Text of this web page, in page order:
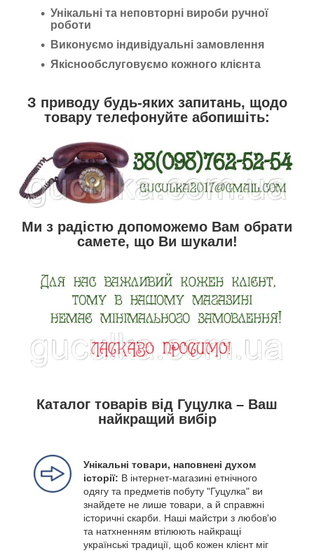
Унікальні та неповторні вироби ручної
роботи
Виконуємо індивідуальні замовлення
Якіснообслуговуємо кожного клієнта
З приводу будь-яких запитань, щодо
товару телефонуйте абопишіть:
Ми з радістю допоможемо Вам обрати
самете, що Ви шукали!
Каталог товарів від Гуцулка – Ваш
найкращий вибір
Унікальні товари, наповнені духом
історії: В інтернет-магазині етнічного
одягу та предметів побуту "Гуцулка" ви
знайдете не лише товари, а й справжні
історичні скарби. Наші майстри з любов'ю
та натхненням втілюють найкращі
українські традиції, щоб кожен клієнт міг